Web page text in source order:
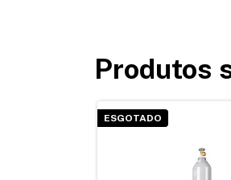
Produtos
ESGOTADO